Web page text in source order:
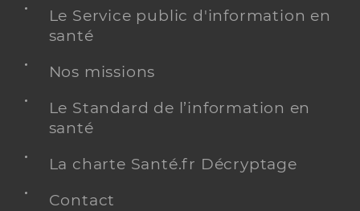
Le Service public d'information en
santé
Nos missions
Le Standard de l’information en
santé
La charte Santé.fr Décryptage
Contact